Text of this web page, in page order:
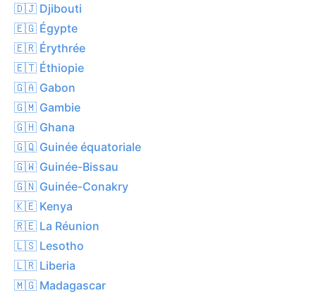
🇩🇯 Djibouti
🇪🇬 Égypte
🇪🇷 Érythrée
🇪🇹 Éthiopie
🇬🇦 Gabon
🇬🇲 Gambie
🇬🇭 Ghana
🇬🇶 Guinée équatoriale
🇬🇼 Guinée-Bissau
🇬🇳 Guinée-Conakry
🇰🇪 Kenya
🇷🇪 La Réunion
🇱🇸 Lesotho
🇱🇷 Liberia
🇲🇬 Madagascar